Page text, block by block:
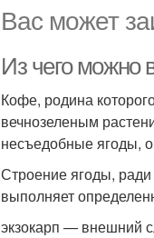
Вас может
Из чего можно
Кофе, родина
вечнозеленым
несъедобные ягоды,
Строение ягоды,
выполняет
экзокарп — внешний